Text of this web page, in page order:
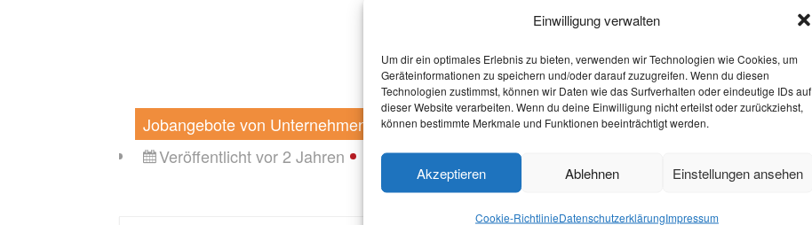
Einwilligung verwalten
Um dir ein optimales Erlebnis zu bieten, verwenden wir Technologien wie Cookies, um
Geräteinformationen zu speichern und/oder darauf zuzugreifen. Wenn du diesen
Technologien zustimmst, können wir Daten wie das Surfverhalten oder eindeutige IDs auf
dieser Website verarbeiten. Wenn du deine Einwilligung nicht erteilst oder zurückziehst,
können bestimmte Merkmale und Funktionen beeinträchtigt werden.
Akzeptieren Ablehnen Einstellungen ansehen
Cookie-RichtlinieDatenschutzerklärungImpressum
Jobangebote von Unternehmen und Einrichtungen
Aachen
Veröffentlicht vor 2 Jahren
Bewerbung ist abgeschlossen